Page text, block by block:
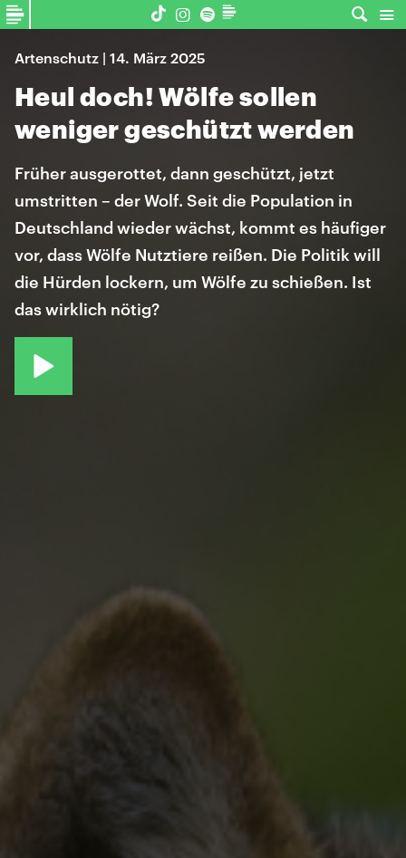
Artenschutz | 14. März 2025
Heul doch! Wölfe sollen
weniger geschützt werden
Früher ausgerottet, dann geschützt, jetzt
umstritten – der Wolf. Seit die Population in
Deutschland wieder wächst, kommt es häufiger
vor, dass Wölfe Nutztiere reißen. Die Politik will
die Hürden lockern, um Wölfe zu schießen. Ist
das wirklich nötig?